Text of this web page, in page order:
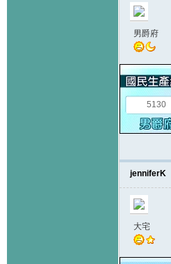
男爵府
5130
jenniferK
大宅